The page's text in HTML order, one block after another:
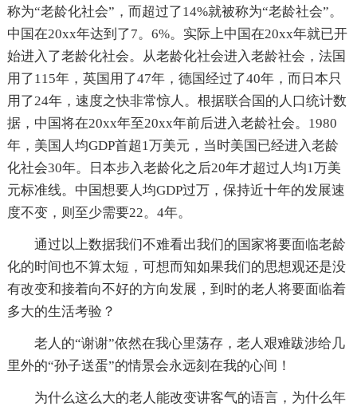
称为“老龄化社会”，而超过了14%就被称为“老龄社会”。
中国在20xx年达到了7。6%。实际上中国在20xx年就已开
始进入了老龄化社会。从老龄化社会进入老龄社会，法国
用了115年，英国用了47年，德国经过了40年，而日本只
用了24年，速度之快非常惊人。根据联合国的人口统计数
据，中国将在20xx年至20xx年前后进入老龄社会。1980
年，美国人均GDP首超1万美元，当时美国已经进入老龄
化社会30年。日本步入老龄化之后20年才超过人均1万美
元标准线。中国想要人均GDP过万，保持近十年的发展速
度不变，则至少需要22。4年。
通过以上数据我们不难看出我们的国家将要面临老龄
化的时间也不算太短，可想而知如果我们的思想观还是没
有改变和接着向不好的方向发展，到时的老人将要面临着
多大的生活考验？
老人的“谢谢”依然在我心里荡存，老人艰难跋涉给几
里外的“孙子送蛋”的情景会永远刻在我的心间！
为什么这么大的老人能改变讲客气的语言，为什么年